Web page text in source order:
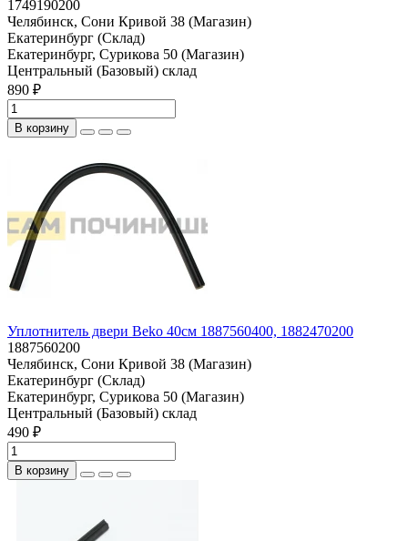
1749190200
Челябинск, Сони Кривой 38 (Магазин)
Екатеринбург (Склад)
Екатеринбург, Сурикова 50 (Магазин)
Центральный (Базовый) склад
890 ₽
В корзину
Уплотнитель двери Beko 40см 1887560400, 1882470200
1887560200
Челябинск, Сони Кривой 38 (Магазин)
Екатеринбург (Склад)
Екатеринбург, Сурикова 50 (Магазин)
Центральный (Базовый) склад
490 ₽
В корзину